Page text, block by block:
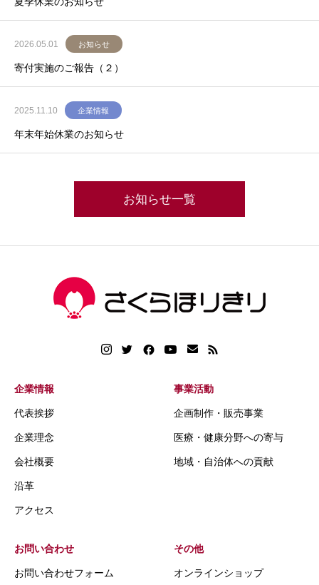
2026.05.01 お知らせ
寄付実施のご報告（２）
2025.11.10 企業情報
年末年始休業のお知らせ
お知らせ一覧
企業情報
代表挨拶
企業理念
会社概要
沿革
アクセス
事業活動
企画制作・販売事業
医療・健康分野への寄与
地域・自治体への貢献
お問い合わせ
お問い合わせフォーム
その他
オンラインショップ